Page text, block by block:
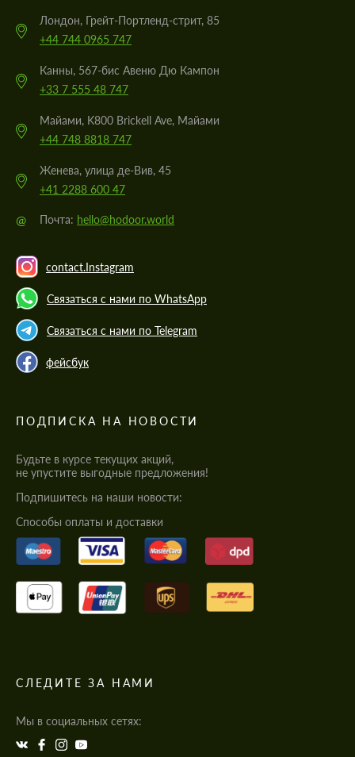
Лондон, Грейт-Портленд-стрит, 85
+44 744 0965 747
Канны, 567-бис Авеню Дю Кампон
+33 7 555 48 747
Майами, K800 Brickell Ave, Майами
+44 748 8818 747
Женева, улица де-Вив, 45
+41 2288 600 47
@ Почта: hello@hodoor.world
contact.Instagram
Связаться с нами по WhatsApp
Связаться с нами по Telegram
фейсбук
ПОДПИСКА НА НОВОСТИ
Будьте в курсе текущих акций,
не упустите выгодные предложения!
Подпишитесь на наши новости:
Cпособы оплаты и доставки
СЛЕДИТЕ ЗА НАМИ
Мы в социальных сетях: